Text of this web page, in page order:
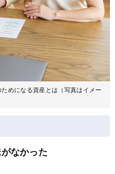
めになる資産とは（写真はイメー
なかった